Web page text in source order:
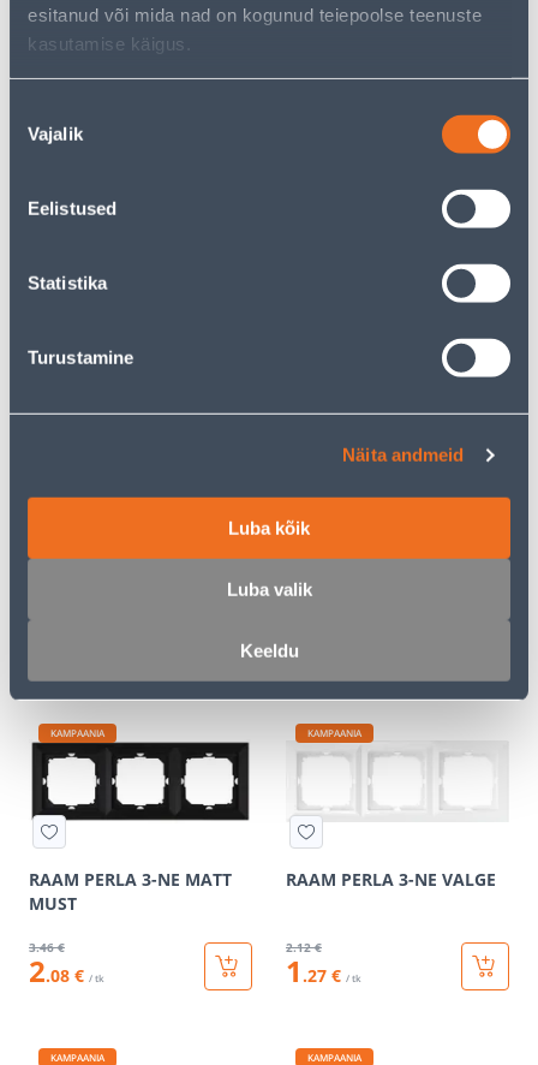
esitanud või mida nad on kogunud teiepoolse teenuste
kasutamise käigus.
valik
Vajalik
Eelistused
Statistika
Turustamine
Näita andmeid
Luba kõik
Luba valik
Keeldu
KAMPAANIA KAMPAANIA
RAAM PERLA 2-NE MATT
2
RAAM PERLA 2-NE VALGE
0
KAMPAANIA
RAAM PERLA 3-NE MATT
MUST
3.46 €
2.08 € / tk
KAMPAANIA
RAAM PERLA 3-NE VALGE
2.12 €
1 .27 € / tk
KAMPAANIA KAMPAANIA